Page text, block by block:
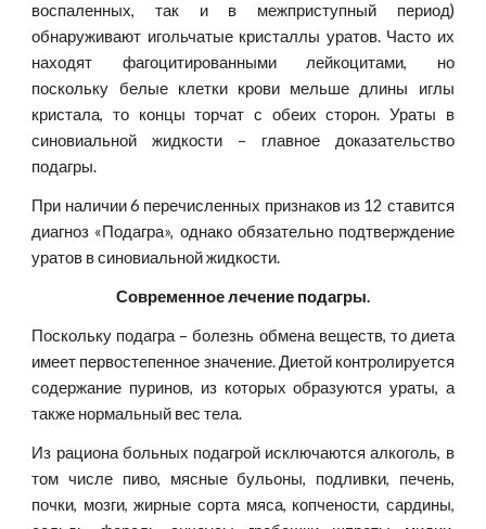
воспаленных, так и в межприступный период)
обнаруживают игольчатые кристаллы уратов. Часто их
находят фагоцитированными лейкоцитами, но
поскольку белые клетки крови мельше длины иглы
кристала, то концы торчат с обеих сторон. Ураты в
синовиальной жидкости – главное доказательство
подагры.
При наличии 6 перечисленных признаков из 12 ставится
диагноз «Подагра», однако обязательно подтверждение
уратов в синовиальной жидкости.
Современное лечение подагры.
Поскольку подагра – болезнь обмена веществ, то диета
имеет первостепенное значение. Диетой контролируется
содержание пуринов, из которых образуются ураты, а
также нормальный вес тела.
Из рациона больных подагрой исключаются алкоголь, в
том числе пиво, мясные бульоны, подливки, печень,
почки, мозги, жирные сорта мяса, копчености, сардины,